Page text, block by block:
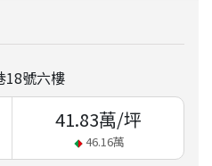
18號六樓
41.83萬/坪
46.16萬